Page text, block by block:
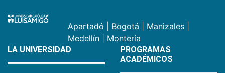
Apartadó Bogotá Manizales
Medellín
Montería
LA UNIVERSIDAD
PROGRAMAS
ACADÉMICOS